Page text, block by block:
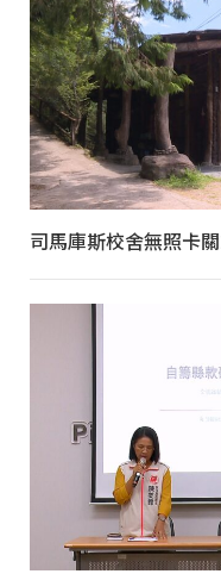
司馬庫斯校舍無照卡